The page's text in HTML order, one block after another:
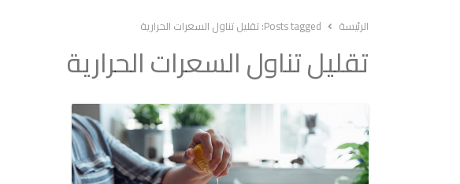
الرئيسة Posts tagged: تقليل تناول السعرات الحرارية
تقليل تناول السعرات الحرارية